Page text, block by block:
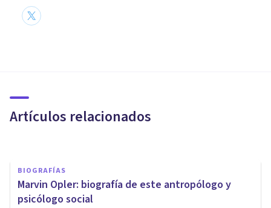
Artículos relacionados
de la Prehistoria
BIOGRAFÍAS
Marvin Opler: biografía de este antropólogo y
psicólogo social